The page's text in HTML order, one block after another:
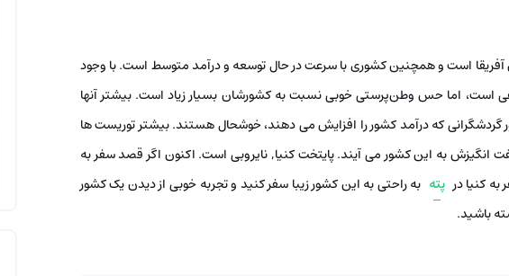
آفریقا است و همچنین کشوری با سرعت در حال توسعه و درآمد متوسط است. با وجود
است، اما حس وطن‌پرستی خوبی نسبت به کشورشان بسیار زیاد است. بیشتر آنها
گردشگرانی که درآمد کشور را افزایش می دهند، خوشحال هستند. بیشتر توریست ها
به این کشور می ­آیند. پایتخت کنیا, نایروبی است. اکنون اگر قصد سفر به
به کنیا در پته به راحتی به این کشور زیبا سفر کنید و تجربه خوبی از دیدن یک کشور
باشید.